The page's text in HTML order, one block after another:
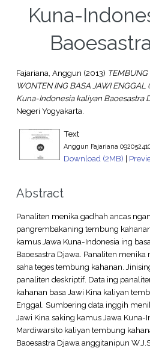
Kuna-
Fajariana, Anggun (2013)
WONTEN ING BASA JAWI
Kuna-Indonesia kaliyan Baoesastra
Negeri Yogyakarta.
Text
Anggun Fajariana
Download (2MB) |
Abstract
Panaliten menika gadhah ancas
pangrembakaning tembung
kamus Jawa Kuna-Indonesia ing
Baoesastra Djawa. Panaliten
saha teges tembung kahanan.
panaliten deskriptif. Data ing
kahanan basa Jawi Kina kaliyan
Enggal. Sumbering data inggih
Jawi Kina saking kamus Jawa Kuna-
Mardiwarsito kaliyan tembung
Baoesastra Djawa anggitanipun